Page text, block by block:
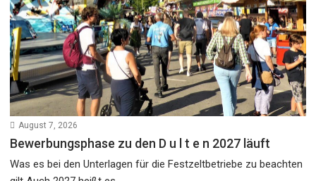
August 7, 2026
Bewerbungsphase zu den D u l t e n 2027 läuft
Was es bei den Unterlagen für die Festzeltbetriebe zu beachten